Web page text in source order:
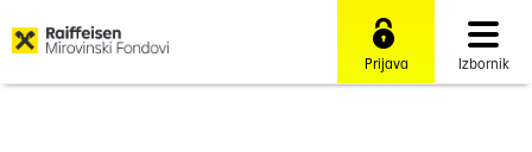
Izbornik
Prijava